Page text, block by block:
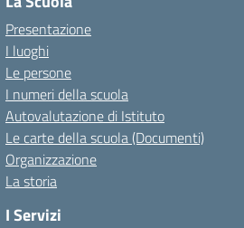
Presentazione
I luoghi
Le persone
I numeri della scuola
Autovalutazione di Istituto
Le carte della scuola (Documenti)
Organizzazione
La storia
I Servizi